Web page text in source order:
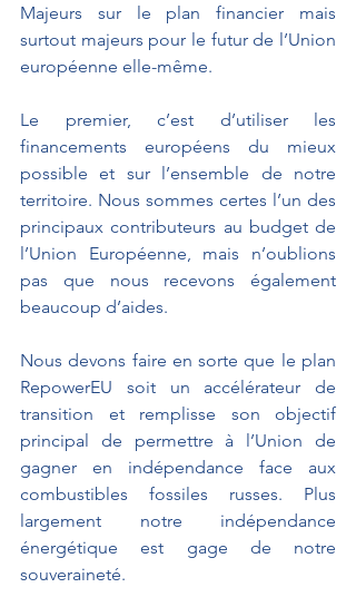
Majeurs sur le plan financier mais
surtout majeurs pour le futur de l’Union
européenne elle-même.
Le premier, c’est d’utiliser les
financements européens du mieux
possible et sur l’ensemble de notre
territoire. Nous sommes certes l’un des
principaux contributeurs au budget de
l’Union Européenne, mais n’oublions
pas que nous recevons également
beaucoup d’aides.
Nous devons faire en sorte que le plan
RepowerEU soit un accélérateur de
transition et remplisse son objectif
principal de permettre à l’Union de
gagner en indépendance face aux
combustibles fossiles russes. Plus
largement notre indépendance
énergétique est gage de notre
souveraineté.